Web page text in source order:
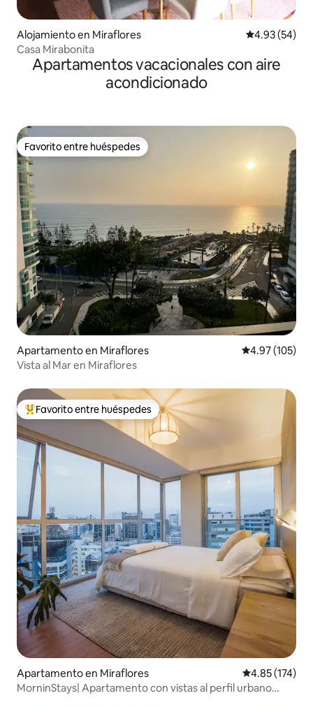
Alojamiento en Miraflores Calificación
4.93 (54)
Casa Mirabonita
Apartamentos vacacionales con aire
acondicionado
Favorito entre huéspedes
Favorito entre huéspedes
Apartamento en Miraflores Calificación
4.97 (105)
Vista al Mar en Miraflores
Favorito entre huéspedes preferido
Favorito entre huéspedes
Apartamento en Miraflores Calificación
4.85 (174)
MorninStays| Apartamento con vistas al perfil urbano